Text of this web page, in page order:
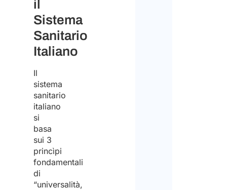
il
Sistema
Sanitario
Italiano
Il
sistema
sanitario
italiano
si
basa
sui 3
princìpi
fondamentali
di
“universalità,